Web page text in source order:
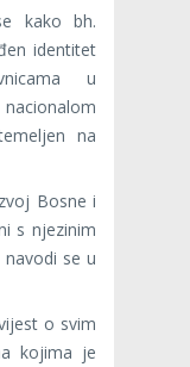
kako bh.
identitet
u
na
Bosne i
s njezinim
se u
o svim
kojima je